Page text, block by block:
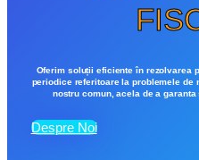
Oferim soluții eficiente în rezolvarea
periodice referitoare la problemele de
nostru comun, acela de a
Despre Noi